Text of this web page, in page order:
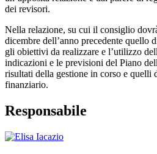
dei revisori.
Nella relazione, su cui il consiglio
dicembre dell’anno precedente quello
gli obiettivi da realizzare e l’utilizzo
indicazioni e le previsioni del Piano
risultati della gestione in corso e quelli
finanziario.
Responsabile